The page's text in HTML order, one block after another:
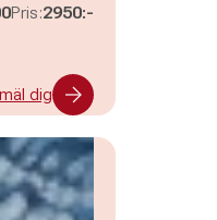
Pris:2950:-
dig